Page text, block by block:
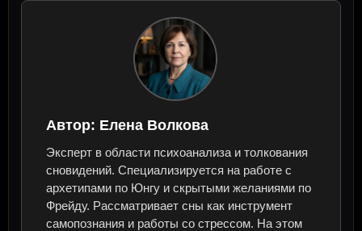
Автор: Елена Волкова
Эксперт в области психоанализа и толкования
сновидений. Специализируется на работе с
архетипами по Юнгу и скрытыми желаниями по
Фрейду. Рассматривает сны как инструмент
самопознания и работы со стрессом. На этом